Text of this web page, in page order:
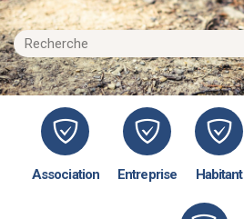
Association Entreprise Habitant